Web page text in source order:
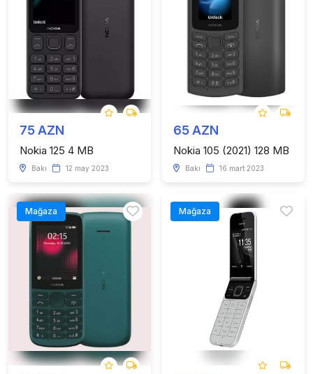
75 AZN
Nokia 125 4 MB
Bakı 12 may 2023
65 AZN
Nokia 105 (2021) 128 MB
Bakı 16 mart 2023
Mağaza Mağaza